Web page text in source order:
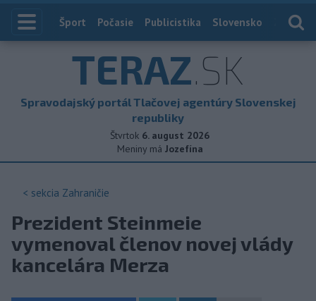
Index
Šport Počasie Publicistika Slovensko
TERAZ.SK
Spravodajský portál Tlačovej agentúry Slovenskej
republiky
Štvrtok 6. august 2026
Meniny má Jozefína
< sekcia Zahraničie
Prezident Steinmeie
vymenoval členov novej vlády
kancelára Merza